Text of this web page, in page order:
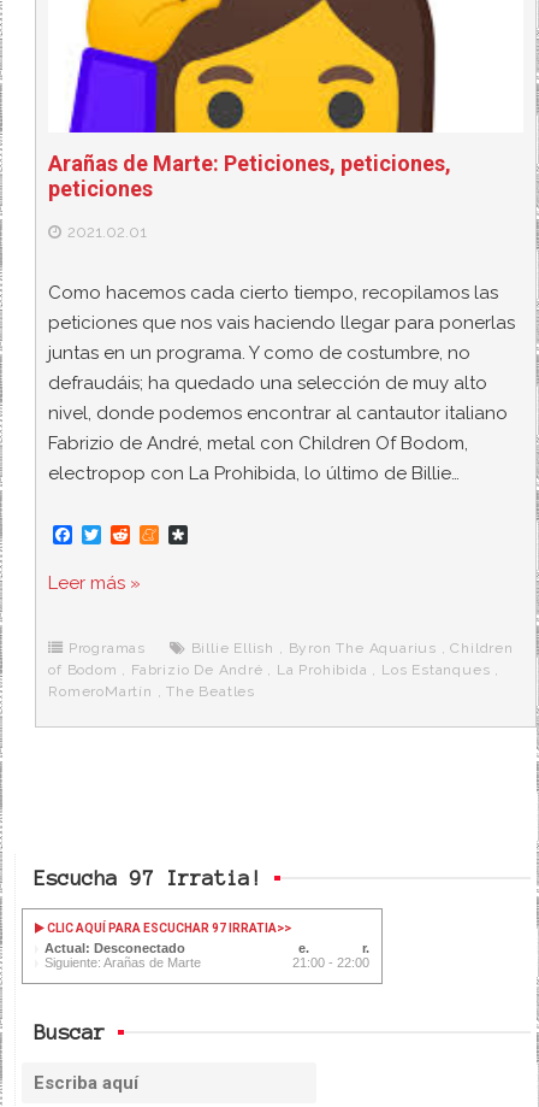
Arañas de Marte: Peticiones, peticiones,
peticiones
2021.02.01
Como hacemos cada cierto tiempo, recopilamos las
peticiones que nos vais haciendo llegar para ponerlas
juntas en un programa. Y como de costumbre, no
defraudáis; ha quedado una selección de muy alto
nivel, donde podemos encontrar al cantautor italiano
Fabrizio de André, metal con Children Of Bodom,
electropop con La Prohibida, lo último de Billie…
F
e
o
k
T
t
r
R
d
M
e
r
a
Leer más »
Programas Billie Ellish , Byron The Aquarius ,Children
of Bodom , Fabrizio De André , La Prohibida , Los Estanques ,
RomeroMartín ,The Beatles
Escucha 97 Irratia!
CLIC AQUÍ PARA ESCUCHAR 97 IRRATIA>>
Actual: Desconectado
Siguiente: Arañas de Marte
21:00 - 22:00
Buscar